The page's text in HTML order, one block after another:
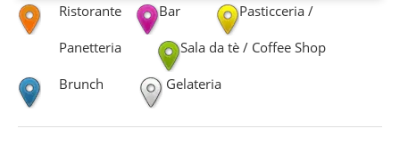
Ristorante Bar Pasticceria /
Panetteria Sala da tè / Coffee Shop
Brunch Gelateria